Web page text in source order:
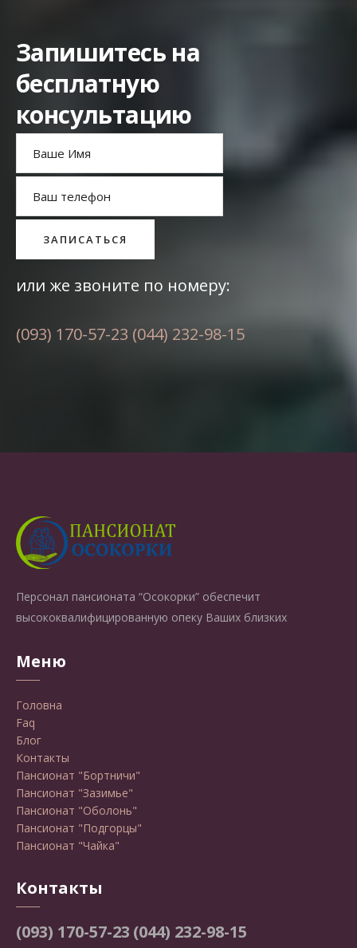
Запишитесь на
бесплатную
консультацию
или же звоните по номеру:
(093) 170-57-23 (044) 232-98-15
Персонал пансионата “Осокорки” обеспечит
высококвалифицированную опеку Ваших близких
Меню
Головна
Faq
Блог
Контакты
Пансионат "Бортничи"
Пансионат "Зазимье"
Пансионат "Оболонь"
Пансионат "Подгорцы"
Пансионат "Чайка"
Контакты
(093) 170-57-23 (044) 232-98-15